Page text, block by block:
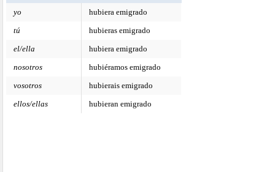
yo
hubiera emigrado
tú
hubieras emigrado
el/ella
hubiera emigrado
nosotros
hubiéramos emigrado
vosotros
hubierais emigrado
ellos/ellas
hubieran emigrado